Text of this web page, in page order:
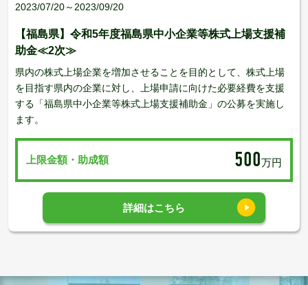
2023/07/20～2023/09/20
【福島県】令和5年度福島県中小企業等株式上場支援補
助金≪2次≫
県内の株式上場企業を増加させることを目的として、株式上場
を目指す県内の企業に対し、上場申請に向けた必要経費を支援
する「福島県中小企業等株式上場支援補助金」の公募を実施し
ます。
上限金額・助成額 500万円
詳細はこちら